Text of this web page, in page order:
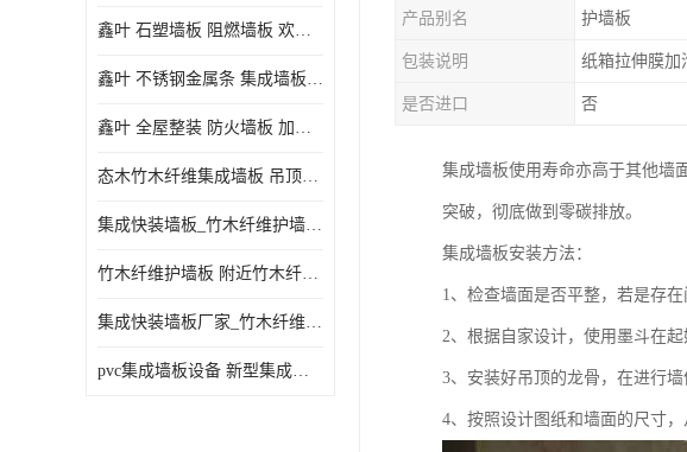
鑫叶 石塑墙板 阻燃墙板 欢迎选购
鑫叶 不锈钢金属条 集成墙板阴角线 欢迎选购
鑫叶 全屋整装 防火墙板 加工定制
态木竹木纤维集成墙板 吊顶板材 扣板快装 护墙板
集成快装墙板_竹木纤维护墙板厂家_竹木纤维集成墙板厂家
竹木纤维护墙板 附近竹木纤维集成墙板厂
集成快装墙板厂家_竹木纤维护墙板厂家_竹木纤维集成墙板厂家
pvc集成墙板设备 新型集成墙板 厂家供应
产品别名 护墙板
包装说明 纸箱拉伸膜加
是否进口 否
集成墙板使用寿命亦高于其他墙
突破，彻底做到零碳排放。
集成墙板安装方法：
1、检查墙面是否平整，若是存
2、根据自家设计，使用墨斗在
3、安装好吊顶的龙骨，在进行
4、按照设计图纸和墙面的尺寸，